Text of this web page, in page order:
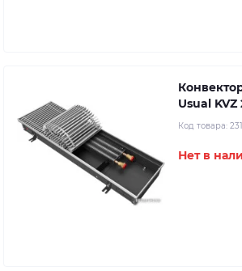
Usual KVZ
Код товара:
Нет в